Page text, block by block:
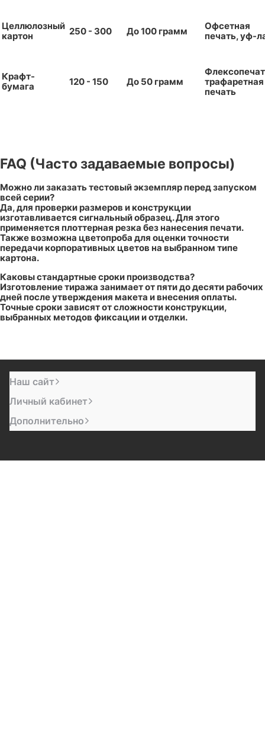
Целлюлозный
картон
250 - 300 До 100 грамм
Офсетная
печать, уф-
Крафт-
бумага
120 - 150 До 50 грамм
трафаретная
печать
FAQ (Часто задаваемые вопросы)
Можно ли заказать тестовый экземпляр перед запуском
всей серии?
Да, для проверки размеров и конструкции
изготавливается сигнальный образец. Для этого
применяется плоттерная резка без нанесения печати.
Также возможна цветопроба для оценки точности
передачи корпоративных цветов на выбранном типе
картона.
Каковы стандартные сроки производства?
Изготовление тиража занимает от пяти до десяти рабочих
дней после утверждения макета и внесения оплаты.
Точные сроки зависят от сложности конструкции,
выбранных методов фиксации и отделки.
Наш сайт
Личный кабинет
Дополнительно